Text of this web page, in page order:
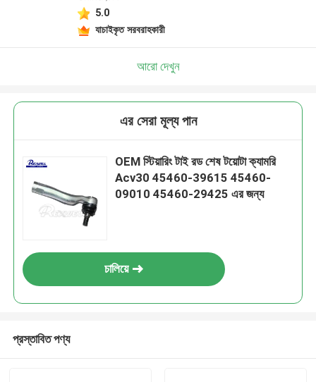
5.0
যাচাইকৃত সরবরাহকারী
আরো দেখুন
এর সেরা মূল্য পান
OEM স্টিয়ারিং টাই রড শেষ টয়োটা ক্যামরি
Acv30 45460-39615 45460-
09010 45460-29425 এর জন্য
চালিয়ে
প্রস্তাবিত পণ্য